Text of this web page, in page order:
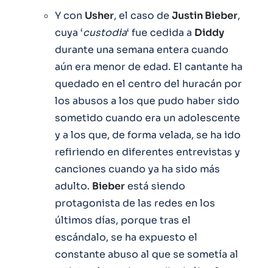
Y con Usher, el caso de Justin Bieber,
cuya ‘custodia‘ fue cedida a Diddy
durante una semana entera cuando
aún era menor de edad. El cantante ha
quedado en el centro del huracán por
los abusos a los que pudo haber sido
sometido cuando era un adolescente
y a los que, de forma velada, se ha ido
refiriendo en diferentes entrevistas y
canciones cuando ya ha sido más
adulto. Bieberestá siendo
protagonista de las redes en los
últimos días, porque tras el
escándalo, se ha expuesto el
constante abuso al que se sometía al